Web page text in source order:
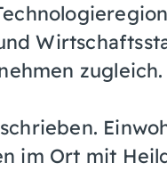
zugleich.
im Ort mit